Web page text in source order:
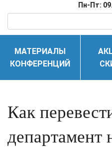
Пн-Пт:
МАТЕРИАЛЫ
КОНФЕРЕНЦИЙ
Как
департамент